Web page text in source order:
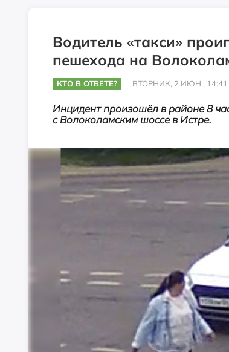
Водитель «такси»
пешехода на
КТО В ОТВЕТЕ? ВТОРНИК, 2 ИЮН., 14:41
Инцидент произошёл в районе 8
с Волоколамским шоссе в Истре.